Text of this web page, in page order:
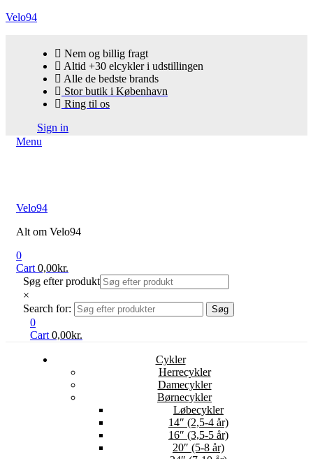
Velo94
Nem og billig fragt
Altid +30 elcykler i udstillingen
Alle de bedste brands
Stor butik i København
Ring til os
Sign in
Menu
Velo94
Alt om Velo94
0
Cart 0,00kr.
Søg efter produkt
×
Search for:
Søg
0
Cart 0,00kr.
Cykler
Herrecykler
Damecykler
Børnecykler
Løbecykler
14″ (2,5-4 år)
16″ (3,5-5 år)
20″ (5-8 år)